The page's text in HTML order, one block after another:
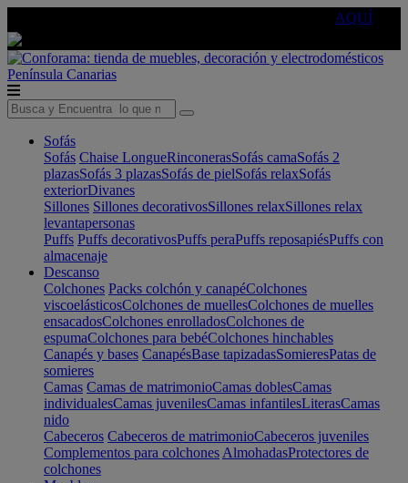
AQUÍ
Península Canarias
Sofás
Sofás Chaise LongueRinconerasSofás camaSofás 2
plazasSofás 3 plazasSofás de pielSofás relaxSofás
exteriorDivanes
Sillones Sillones decorativosSillones relaxSillones relax
levantapersonas
Puffs Puffs decorativosPuffs peraPuffs reposapiésPuffs con
almacenaje
Descanso
Colchones Packs colchón y canapéColchones
viscoelásticosColchones de muellesColchones de muelles
ensacadosColchones enrolladosColchones de
espumaColchones para bebéColchones hinchables
Canapés y bases CanapésBase tapizadasSomieresPatas de
somieres
Camas Camas de matrimonioCamas doblesCamas
individualesCamas juvenilesCamas infantilesLiterasCamas
nido
Cabeceros Cabeceros de matrimonioCabeceros juveniles
Complementos para colchones AlmohadasProtectores de
colchones